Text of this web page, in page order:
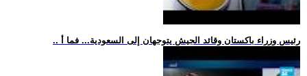
.. رئيس وزراء باكستان وقائد الجيش يتوجهان إلى السعودية... فما أ